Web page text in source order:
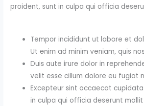
proident, sunt in culpa qui officia
Tempor incididunt ut labore et
Ut enim ad minim veniam, quis
Duis aute irure dolor in
velit esse cillum dolore eu fugiat
Excepteur sint occaecat
in culpa qui officia deserunt